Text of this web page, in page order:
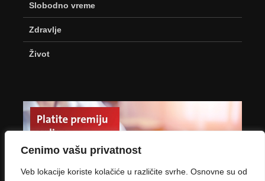
Cenimo vašu privatnost
Veb lokacije koriste kolačiće u različite svrhe. Osnovne su od
Slobodno vreme
Zdravlje
Život